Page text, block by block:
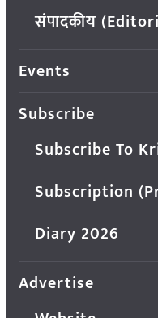
संपादकीय
Events
Subscribe
Subscribe To
Subscription
Diary 2026
Advertise